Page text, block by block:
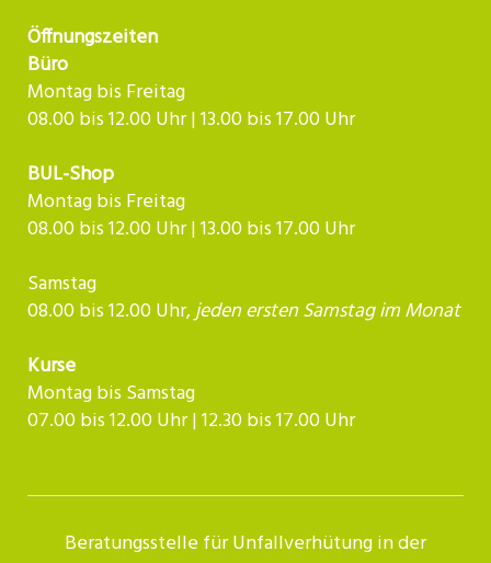
Öffnungszeiten
Büro
Montag bis Freitag
08.00 bis 12.00 Uhr | 13.00 bis 17.00 Uhr
BUL-Shop
Montag bis Freitag
08.00 bis 12.00 Uhr | 13.00 bis 17.00 Uhr
Samstag
08.00 bis 12.00 Uhr,jeden ersten Samstag im Monat
Kurse
Montag bis Samstag
07.00 bis 12.00 Uhr | 12.30 bis 17.00 Uhr​​​​​​
Beratungsstelle für Unfallverhütung in der